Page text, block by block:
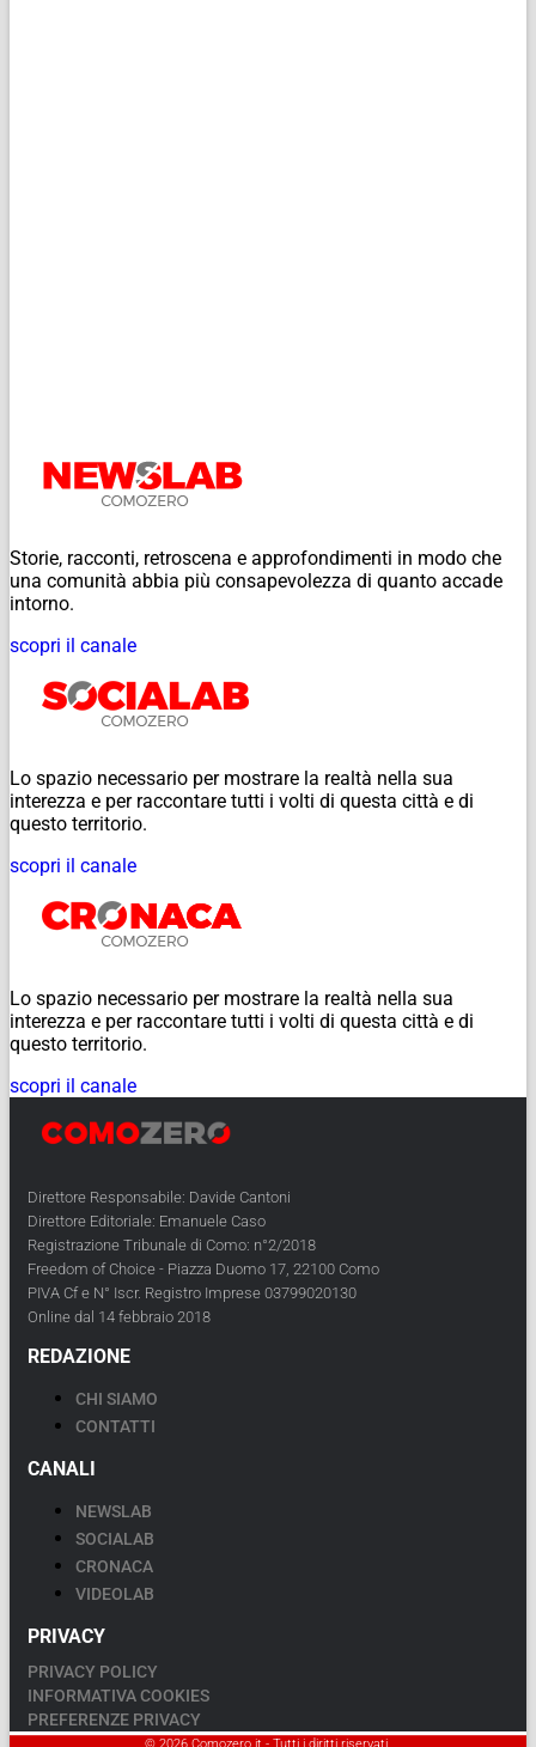
Storie, racconti, retroscena e approfondimenti in modo che
una comunità abbia più consapevolezza di quanto accade
intorno.
scopri il canale
Lo spazio necessario per mostrare la realtà nella sua
interezza e per raccontare tutti i volti di questa città e di
questo territorio.
scopri il canale
Lo spazio necessario per mostrare la realtà nella sua
interezza e per raccontare tutti i volti di questa città e di
questo territorio.
scopri il canale
Direttore Responsabile: Davide Cantoni
Direttore Editoriale: Emanuele Caso
Registrazione Tribunale di Como: n°2/2018
Freedom of Choice - Piazza Duomo 17, 22100 Como
PIVA Cf e N° Iscr. Registro Imprese 03799020130
Online dal 14 febbraio 2018
REDAZIONE
CHI SIAMO
CONTATTI
CANALI
NEWSLAB
SOCIALAB
CRONACA
VIDEOLAB
PRIVACY
PRIVACY POLICY
INFORMATIVA COOKIES
PREFERENZE PRIVACY
© 2026 Comozero.it - Tutti i diritti riservati.